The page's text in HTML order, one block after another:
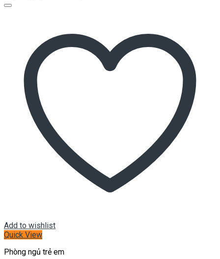
Add to wishlist
Quick View
Phòng ngủ trẻ em